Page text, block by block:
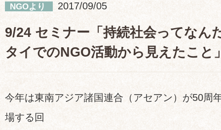
NGOより 2017/09/05
9/24 セミナー「持続社会ってなん
タイでのNGO活動から見えたこと
今年は東南アジア諸国連合（アセアン）が50周
場する回